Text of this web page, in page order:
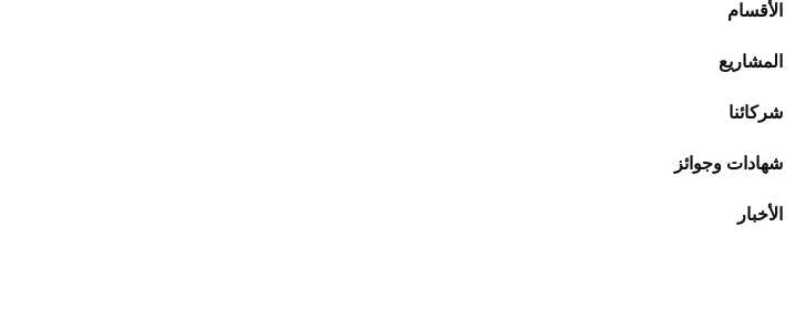
الأقسام
المشاريع
شركائنا
شهادات وجوائز
الأخبار